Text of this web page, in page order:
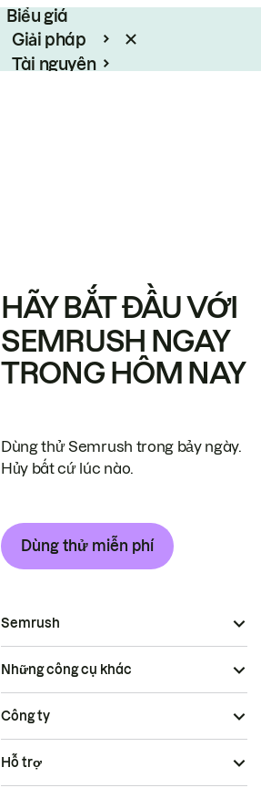
Biểu giá
Giải pháp
Tài nguyên
HÃY BẮT ĐẦU VỚI
SEMRUSH NGAY
TRONG HÔM NAY
Dùng thử Semrush trong bảy ngày.
Hủy bất cứ lúc nào.
Dùng thử miễn phí
Semrush
Những công cụ khác
Công ty
Hỗ trợ